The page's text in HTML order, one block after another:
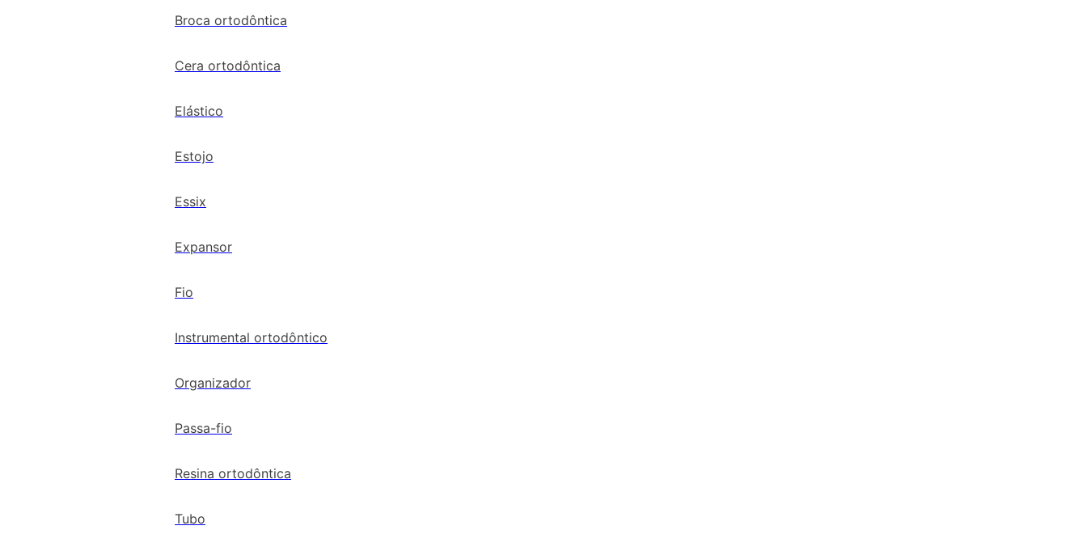
Broca ortodôntica
Cera ortodôntica
Elástico
Estojo
Essix
Expansor
Fio
Instrumental ortodôntico
Organizador
Passa-fio
Resina ortodôntica
Tubo